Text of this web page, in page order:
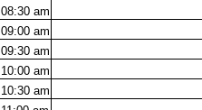
08:30 am
09:00 am
09:30 am
10:00 am
10:30 am